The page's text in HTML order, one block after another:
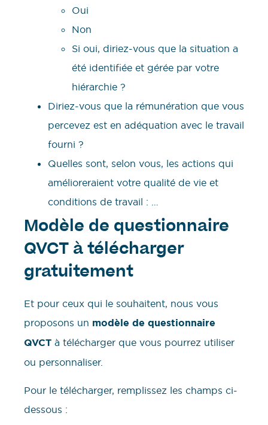
Oui
Non
Si oui, diriez-vous que la situation a
été identifiée et gérée par votre
hiérarchie ?
Diriez-vous que la rémunération que vous
percevez est en adéquation avec le travail
fourni ?
Quelles sont, selon vous, les actions qui
amélioreraient votre qualité de vie et
conditions de travail : …
Modèle de questionnaire
QVCT à télécharger
gratuitement
Et pour ceux qui le souhaitent, nous vous
proposons un modèle de questionnaire
QVCT à télécharger que vous pourrez utiliser
ou personnaliser.
Pour le télécharger, remplissez les champs ci-
dessous :